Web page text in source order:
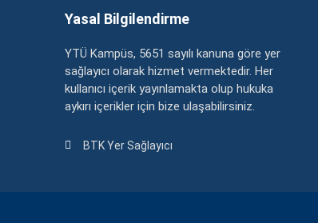
Yasal Bilgilendirme
YTÜ Kampüs, 5651 sayılı kanuna göre yer
sağlayıcı olarak hizmet vermektedir. Her
kullanıcı içerik yayınlamakta olup hukuka
aykırı içerikler için bize ulaşabilirsiniz.
BTK Yer Sağlayıcı